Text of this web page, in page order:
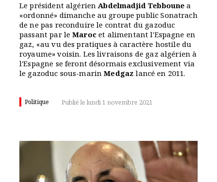
Le président algérienAbdelmadjid Tebboune a
«ordonné» dimanche au groupe public Sonatrach
de ne pas reconduire le contrat du gazoduc
passant par leMaroc et alimentant l'Espagne en
gaz, «au vu des pratiques à caractère hostile du
royaume» voisin. Les livraisons de gaz algérien à
l'Espagne se feront désormais exclusivement via
le gazoduc sous-marinMedgaz lancé en 2011.
Politique Publié le lundi 1 novembre 2021